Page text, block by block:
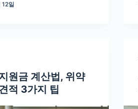
일
원금 계산법, 위약
적 3가지 팁